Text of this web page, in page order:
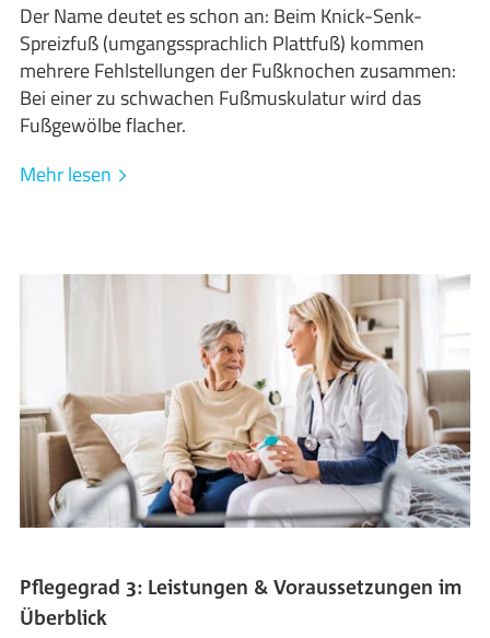
Der Name deutet es schon an: Beim Knick-Senk-
Spreizfuß (umgangssprachlich Plattfuß) kommen
mehrere Fehlstellungen der Fußknochen zusammen:
Bei einer zu schwachen Fußmuskulatur wird das
Fußgewölbe flacher.
Mehr lesen
Pflegegrad 3: Leistungen & Voraussetzungen im
Überblick